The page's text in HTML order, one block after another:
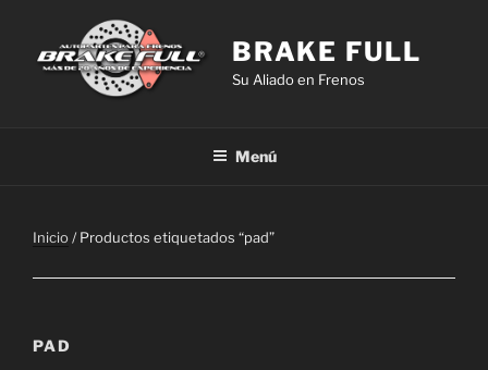
contenido
BRAKE FULL
Su Aliado en Frenos
Menú
Inicio/ Productos etiquetados “pad”
PAD